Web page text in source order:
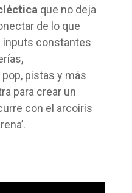
que no deja
de lo que
inputs constantes
pistas y más
para crear un
con el arcoiris